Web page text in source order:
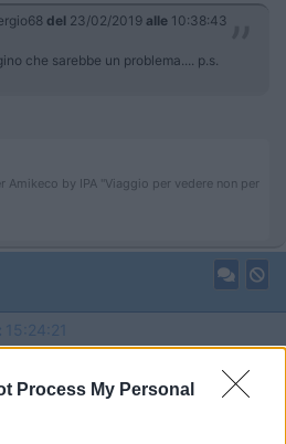
Process My Personal
del 23/02/2019 alle 10:38:43
che sarebbe un problema.... p.s.
Amikeco by IPA "Viaggio per vedere non per
15:24:21
alle